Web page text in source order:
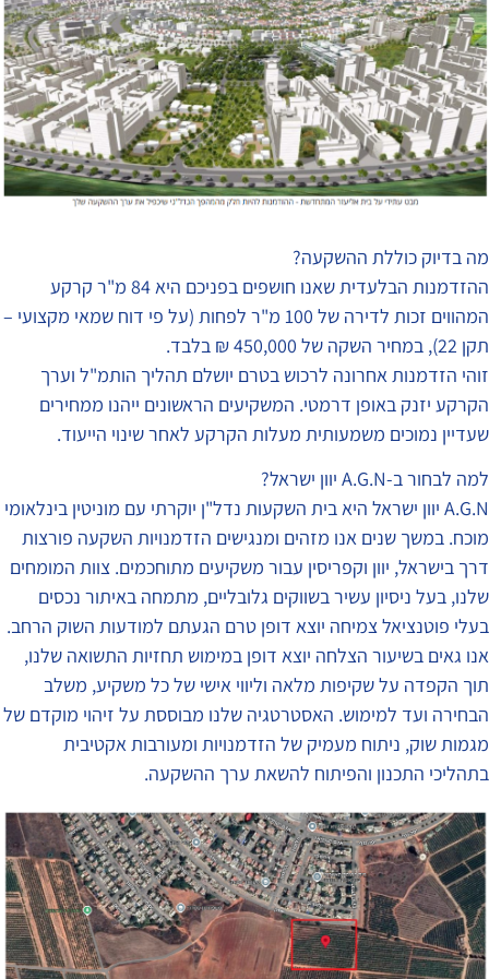
מה בדיוק כוללת ההשקעה?
ההזדמנות הבלעדית שאנו חושפים בפניכם היא 84 מ"ר קרקע
המהווים זכות לדירה של 100 מ"ר לפחות (על פי דוח שמאי מקצועי –
תקן 22), במחיר השקה של 450,000 ₪ בלבד.
זוהי הזדמנות אחרונה לרכוש בטרם יושלם תהליך הותמ"ל וערך
הקרקע יזנק באופן דרמטי. המשקיעים הראשונים ייהנו ממחירים
שעדיין נמוכים משמעותית מעלות הקרקע לאחר שינוי הייעוד.
למה לבחור ב-A.G.N יוון ישראל?
A.G.N יוון ישראל היא בית השקעות נדל"ן יוקרתי עם מוניטין בינלאומי
מוכח. במשך שנים אנו מזהים ומנגישים הזדמנויות השקעה פורצות
דרך בישראל, יוון וקפריסין עבור משקיעים מתוחכמים. צוות המומחים
שלנו, בעל ניסיון עשיר בשווקים גלובליים, מתמחה באיתור נכסים
בעלי פוטנציאל צמיחה יוצא דופן טרם הגעתם למודעות השוק הרחב.
אנו גאים בשיעור הצלחה יוצא דופן במימוש תחזיות התשואה שלנו,
תוך הקפדה על שקיפות מלאה וליווי אישי של כל משקיע, משלב
הבחירה ועד למימוש. האסטרטגיה שלנו מבוססת על זיהוי מוקדם של
מגמות שוק, ניתוח מעמיק של הזדמנויות ומעורבות אקטיבית
בתהליכי התכנון והפיתוח להשאת ערך ההשקעה.